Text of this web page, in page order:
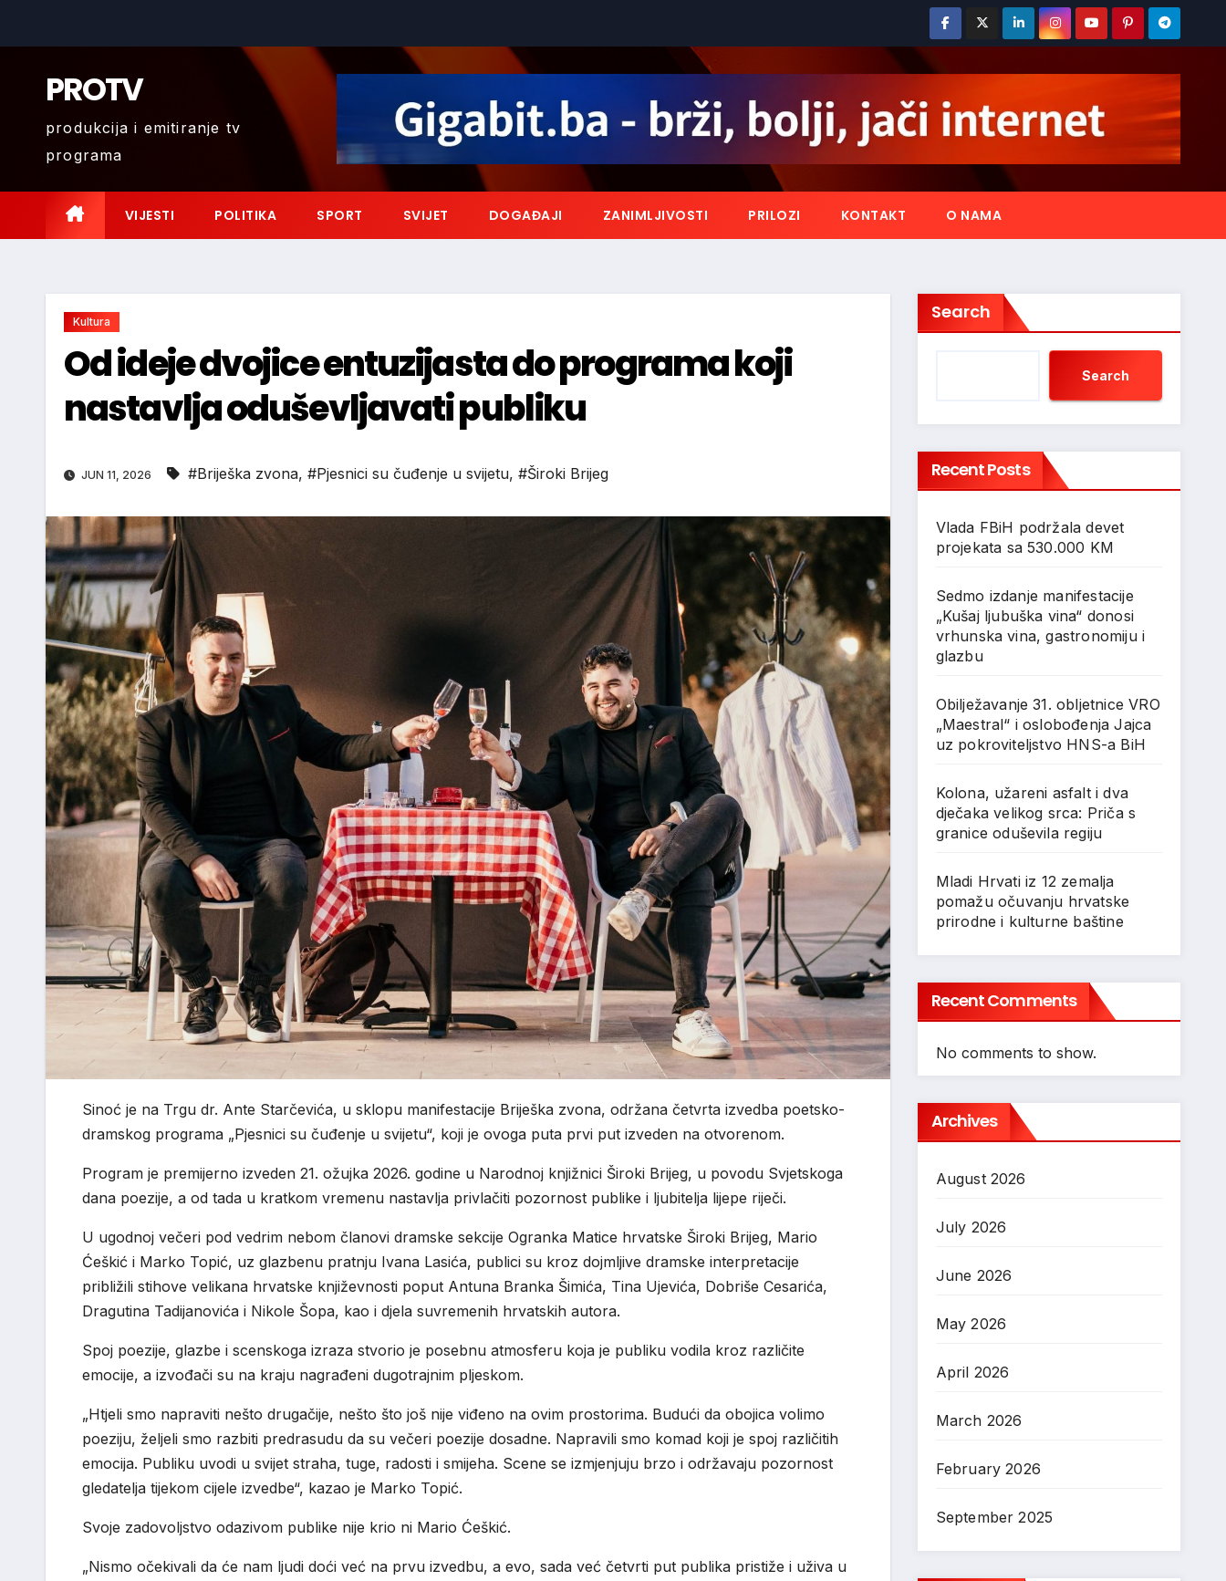
PROTV
produkcija i emitiranje tv
programa
VIJESTI POLITIKA SPORT SVIJET DOGAĐAJI ZANIMLJIVOSTI PRILOZI KONTAKT O NAMA
Kultura
Od ideje dvojice entuzijasta do programa koji
nastavlja oduševljavati publiku
JUN 11, 2026 #Briješka zvona, #Pjesnici su čuđenje u svijetu, #Široki Brijeg
Sinoć je na Trgu dr. Ante Starčevića, u sklopu manifestacije Briješka zvona, održana četvrta izvedba poetsko-
dramskog programa „Pjesnici su čuđenje u svijetu“, koji je ovoga puta prvi put izveden na otvorenom.
Program je premijerno izveden 21. ožujka 2026. godine u Narodnoj knjižnici Široki Brijeg, u povodu Svjetskoga
dana poezije, a od tada u kratkom vremenu nastavlja privlačiti pozornost publike i ljubitelja lijepe riječi.
U ugodnoj večeri pod vedrim nebom članovi dramske sekcije Ogranka Matice hrvatske Široki Brijeg, Mario
Ćeškić i Marko Topić, uz glazbenu pratnju Ivana Lasića, publici su kroz dojmljive dramske interpretacije
približili stihove velikana hrvatske književnosti poput Antuna Branka Šimića, Tina Ujevića, Dobriše Cesarića,
Dragutina Tadijanovića i Nikole Šopa, kao i djela suvremenih hrvatskih autora.
Spoj poezije, glazbe i scenskoga izraza stvorio je posebnu atmosferu koja je publiku vodila kroz različite
emocije, a izvođači su na kraju nagrađeni dugotrajnim pljeskom.
„Htjeli smo napraviti nešto drugačije, nešto što još nije viđeno na ovim prostorima. Budući da obojica volimo
poeziju, željeli smo razbiti predrasudu da su večeri poezije dosadne. Napravili smo komad koji je spoj različitih
emocija. Publiku uvodi u svijet straha, tuge, radosti i smijeha. Scene se izmjenjuju brzo i održavaju pozornost
gledatelja tijekom cijele izvedbe“, kazao je Marko Topić.
Svoje zadovoljstvo odazivom publike nije krio ni Mario Ćeškić.
„Nismo očekivali da će nam ljudi doći već na prvu izvedbu, a evo, sada već četvrti put publika pristiže i uživa u
Search
Search
Recent Posts
Vlada FBiH podržala devet
projekata sa 530.000 KM
Sedmo izdanje manifestacije
„Kušaj ljubuška vina“ donosi
vrhunska vina, gastronomiju i
glazbu
Obilježavanje 31. obljetnice VRO
„Maestral“ i oslobođenja Jajca
uz pokroviteljstvo HNS-a BiH
Kolona, užareni asfalt i dva
dječaka velikog srca: Priča s
granice oduševila regiju
Mladi Hrvati iz 12 zemalja
pomažu očuvanju hrvatske
prirodne i kulturne baštine
Recent Comments
No comments to show.
Archives
August 2026
July 2026
June 2026
May 2026
April 2026
March 2026
February 2026
September 2025